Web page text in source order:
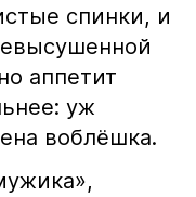
спинки, и
аппетит
уж
воблёшка.